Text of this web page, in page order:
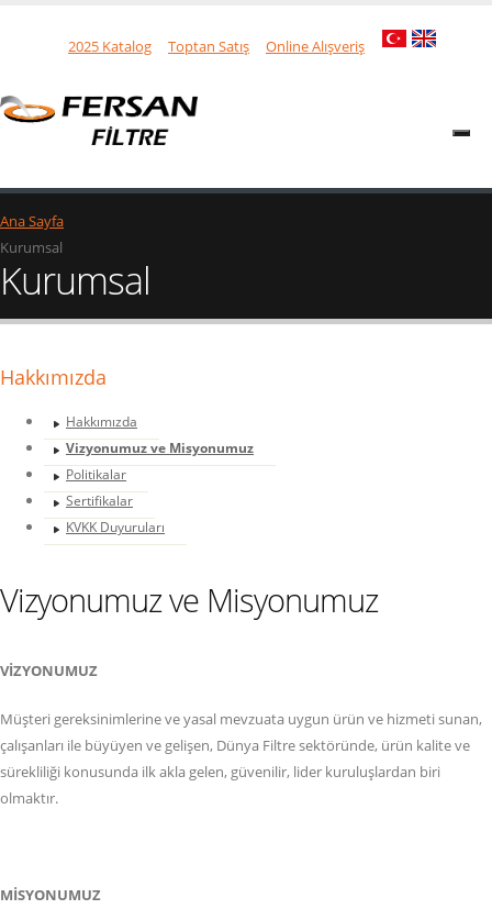
2025 Katalog Toptan Satış Online Alışveriş
Ana Sayfa
Kurumsal
Kurumsal
Hakkımızda
Hakkımızda
Vizyonumuz ve Misyonumuz
Politikalar
Sertifikalar
KVKK Duyuruları
Vizyonumuz ve Misyonumuz
VİZYONUMUZ
Müşteri gereksinimlerine ve yasal mevzuata uygun ürün ve hizmeti sunan,
çalışanları ile büyüyen ve gelişen, Dünya Filtre sektöründe, ürün kalite ve
sürekliliği konusunda ilk akla gelen, güvenilir, lider kuruluşlardan biri
olmaktır.
MİSYONUMUZ